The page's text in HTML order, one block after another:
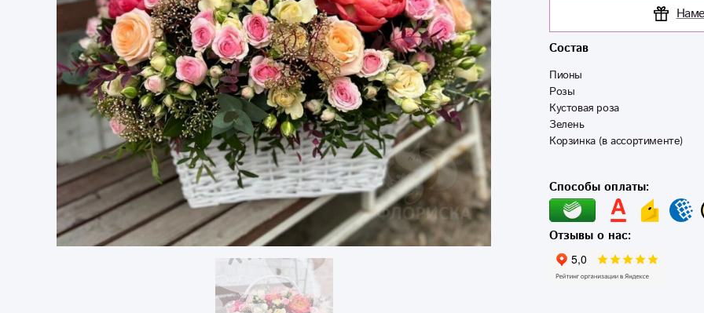
Состав
Пионы
Розы
Кустовая роза
Зелень
Способы оплаты:
Отзывы о нас: